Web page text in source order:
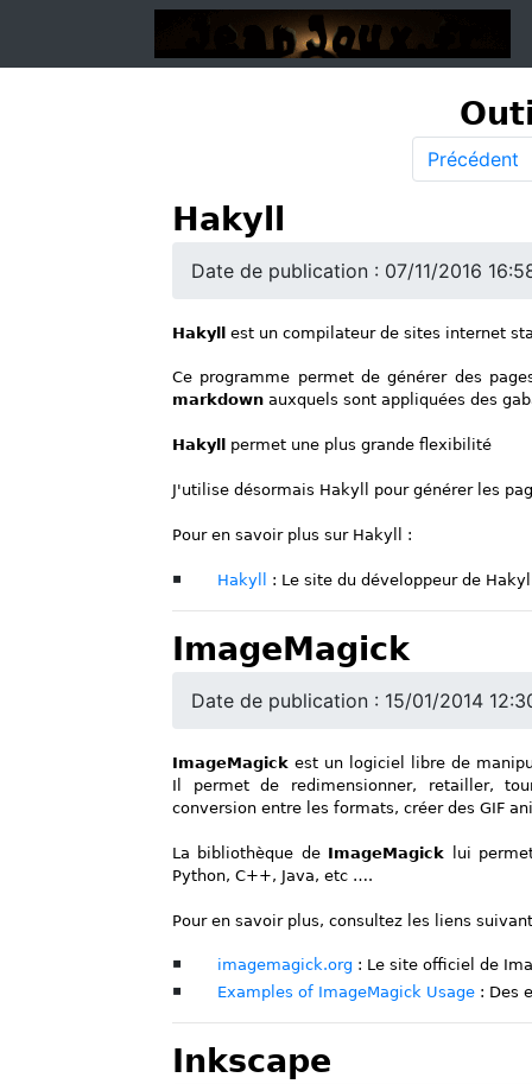
Précédent
Hakyll
Date de publication : 07/11/2016
Hakyll est un compilateur de sites internet
Ce programme permet de générer des
markdown auxquels sont appliquées des
Hakyll permet une plus grande flexibilité
J'utilise désormais Hakyll pour générer les
Pour en savoir plus sur Hakyll :
Hakyll : Le site du développeur de
ImageMagick
Date de publication : 15/01/2014
ImageMagick est un logiciel libre de
Il permet de redimensionner, retailler,
conversion entre les formats, créer des GIF
La bibliothèque de ImageMagick lui
Python, C++, Java, etc ….
Pour en savoir plus, consultez les liens
imagemagick.org : Le site officiel de
Examples of ImageMagick Usage: Des
Inkscape